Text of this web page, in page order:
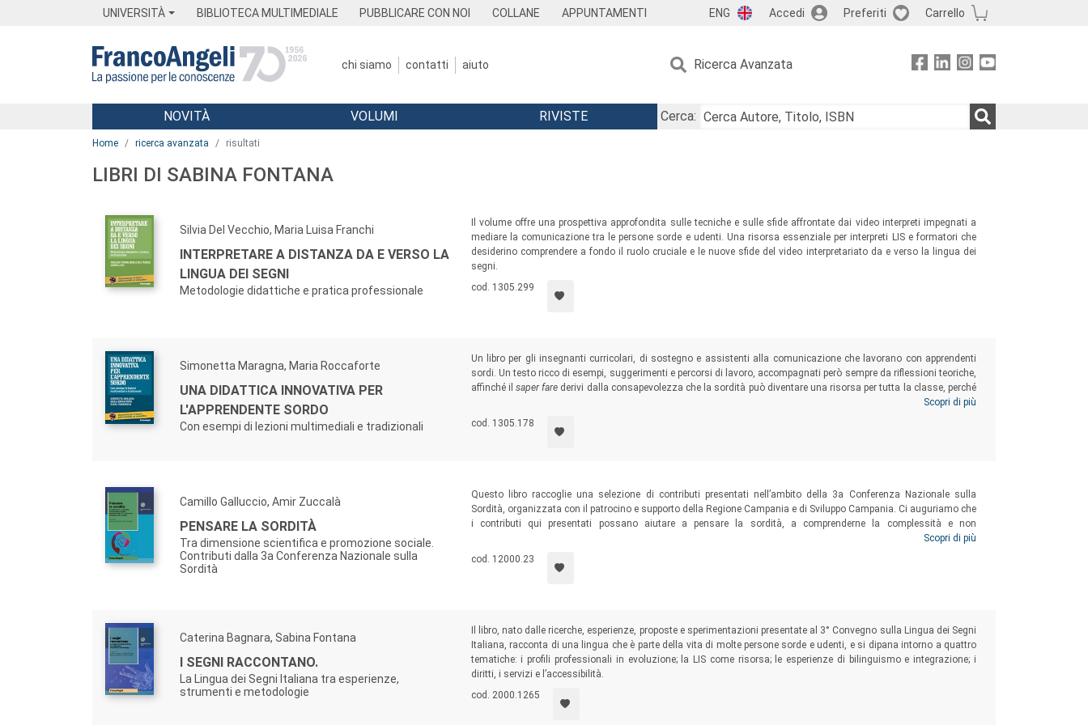
UNIVERSITÀ BIBLIOTECA MULTIMEDIALE PUBBLICARE CON NOI COLLANE APPUNTAMENTI ENG Accedi Preferiti Carrello
chi siamo contatti aiuto Ricerca Avanzata
Menu
NOVITÀ VOLUMI RIVISTE
Cerca:
Home ricerca avanzata risultati
LIBRI DI SABINA FONTANA
Silvia Del Vecchio, Maria Luisa Franchi
INTERPRETARE A DISTANZA DA E VERSO LA
LINGUA DEI SEGNI
Metodologie didattiche e pratica professionale
Il volume offre una prospettiva approfondita sulle tecniche e sulle sfide affrontate dai video interpreti impegnati a
mediare la comunicazione tra le persone sorde e udenti. Una risorsa essenziale per interpreti LIS e formatori che
desiderino comprendere a fondo il ruolo cruciale e le nuove sfide del video interpretariato da e verso la lingua dei
segni.
cod. 1305.299
Simonetta Maragna, Maria Roccaforte
UNA DIDATTICA INNOVATIVA PER
L'APPRENDENTE SORDO
Con esempi di lezioni multimediali e tradizionali
Un libro per gli insegnanti curricolari, di sostegno e assistenti alla comunicazione che lavorano con apprendenti
sordi. Un testo ricco di esempi, suggerimenti e percorsi di lavoro, accompagnati però sempre da riflessioni teoriche,
affinché ilsaper fare derivi dalla consapevolezza che la sordità può diventare una risorsa per tutta la classe, perché
Scopri di più
cod. 1305.178
Camillo Galluccio, Amir Zuccalà
PENSARE LA SORDITÀ
Tra dimensione scientifica e promozione sociale.
Contributi dalla 3a Conferenza Nazionale sulla
Sordità
Questo libro raccoglie una selezione di contributi presentati nell’ambito della 3a Conferenza Nazionale sulla
Sordità, organizzata con il patrocino e supporto della Regione Campania e di Sviluppo Campania. Ci auguriamo che
i contributi qui presentati possano aiutare a pensare la sordità, a comprenderne la complessità e non
riconducibilità a una sola visione; a far emergere temi poco conosciuti come quelli della pluri-disabilità; a far
riflettere sulla necessità di adottare strategie per l’accessibilità adattate su esigenze, aspettative, progetti di vita
delle persone sorde.
Scopri di più
cod. 12000.23
Caterina Bagnara, Sabina Fontana
I SEGNI RACCONTANO.
La Lingua dei Segni Italiana tra esperienze,
strumenti e metodologie
Il libro, nato dalle ricerche, esperienze, proposte e sperimentazioni presentate al 3° Convegno sulla Lingua dei Segni
Italiana, racconta di una lingua che è parte della vita di molte persone sorde e udenti, e si dipana intorno a quattro
tematiche: i profili professionali in evoluzione; la LIS come risorsa; le esperienze di bilinguismo e integrazione; i
diritti, i servizi e l’accessibilità.
cod. 2000.1265